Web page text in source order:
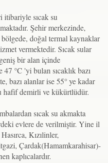
itibariyle sıcak su
Şehir merkezinde,
doğal termal kaynaklar
vermektedir. Sıcak sular
bir alan içinde
°C 'yi bulan sıcaklık bazı
bazı alanlar ise 55° ye kadar
hafif demirli ve kükürtlüdür.
sıcak su akmakta
evlere de verilmiştir. Yine il
Kızılinler,
Çardak(Hamamkarahisar)-
kaplıcalardır.